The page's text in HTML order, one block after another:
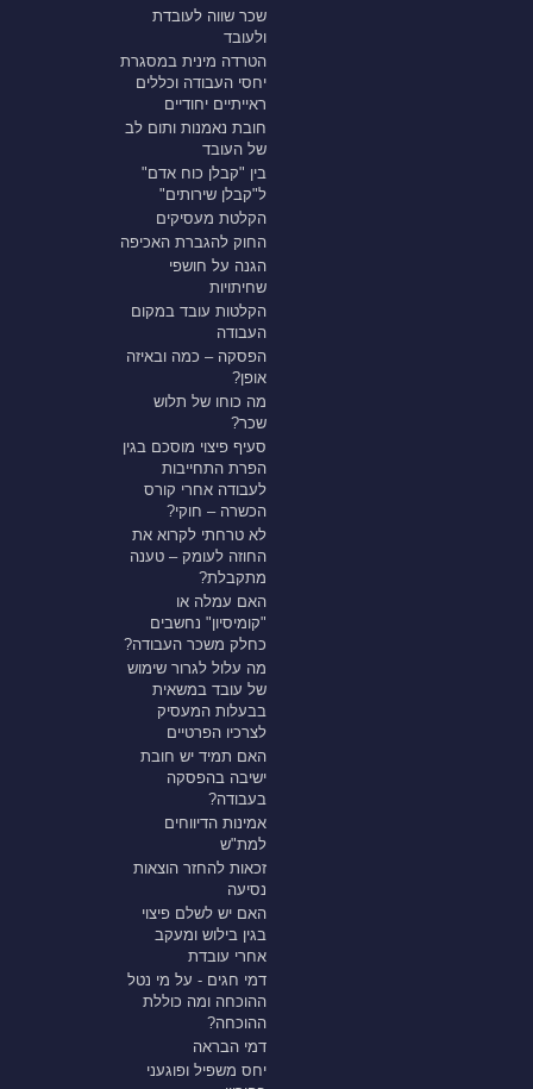
שכר שווה לעובדת
ולעובד
הטרדה מינית במסגרת
יחסי העבודה וכללים
ראייתיים יחודיים
חובת נאמנות ותום לב
של העובד
בין "קבלן כוח אדם"
ל"קבלן שירותים"
הקלטת מעסיקים
החוק להגברת האכיפה
הגנה על חושפי
שחיתויות
הקלטות עובד במקום
העבודה
הפסקה – כמה ובאיזה
אופן?
מה כוחו של תלוש
שכר?
סעיף פיצוי מוסכם בגין
הפרת התחייבות
לעבודה אחרי קורס
הכשרה – חוקי?
לא טרחתי לקרוא את
החוזה לעומק – טענה
מתקבלת?
האם עמלה או
"קומיסיון" נחשבים
כחלק משכר העבודה?
מה עלול לגרור שימוש
של עובד במשאית
בבעלות המעסיק
לצרכיו הפרטיים
האם תמיד יש חובת
ישיבה בהפסקה
בעבודה?
אמינות הדיווחים
למת"ש
זכאות להחזר הוצאות
נסיעה
האם יש לשלם פיצוי
בגין בילוש ומעקב
אחרי עובדת
דמי חגים - על מי נטל
ההוכחה ומה כוללת
ההוכחה?
דמי הבראה
יחס משפיל ופוגעני